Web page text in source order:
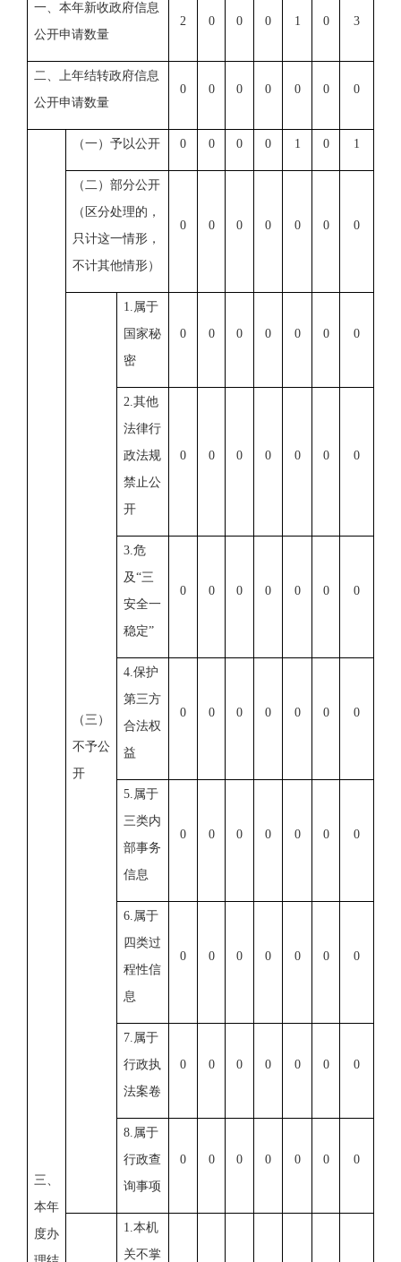
一、本年新收政府信息
公开申请数量
2 0 0 0 1 0 3
二、上年结转政府信息
公开申请数量
0 0 0 0 0 0 0
三、
本年
度办
（一）予以公开 0 0 0 0 1 0 1
（二）部分公开
（区分处理的，
只计这一情形，
不计其他情形）
0 0 0 0 0 0 0
（三）
不予公
开
1.属于
国家秘
密
0 0 0 0 0 0 0
2.其他
法律行
政法规
禁止公
开
0 0 0 0 0 0 0
3.危
及“三
安全一
稳定”
0 0 0 0 0 0 0
4.保护
第三方
合法权
益
0 0 0 0 0 0 0
5.属于
三类内
部事务
信息
0 0 0 0 0 0 0
6.属于
四类过
程性信
息
0 0 0 0 0 0 0
7.属于
行政执
法案卷
0 0 0 0 0 0 0
8.属于
行政查
询事项
0 0 0 0 0 0 0
1.本机
关不掌